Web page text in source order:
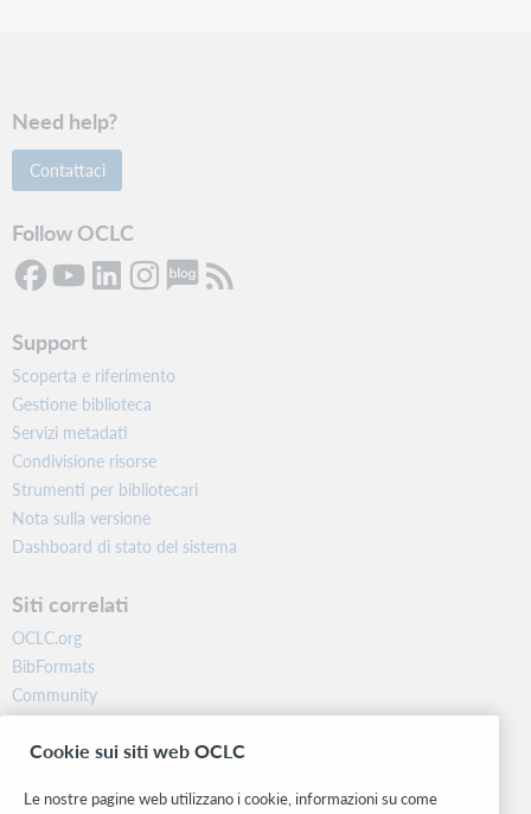
Need help?
Contattaci
Follow OCLC
Support
Scoperta e riferimento
Gestione biblioteca
Servizi metadati
Condivisione risorse
Strumenti per bibliotecari
Nota sulla versione
Dashboard di stato del sistema
Siti correlati
OCLC.org
BibFormats
Community
Ricerca
WebJunction
Cookie sui siti web OCLC
Le nostre pagine web utilizzano i cookie, informazioni su come